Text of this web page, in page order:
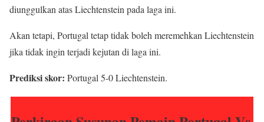
diunggulkan atas Liechtenstein pada laga ini.
Akan tetapi, Portugal tetap tidak boleh meremehkan Liechtenstein
jika tidak ingin terjadi kejutan di laga ini.
Prediksi skor: Portugal 5-0 Liechtenstein.